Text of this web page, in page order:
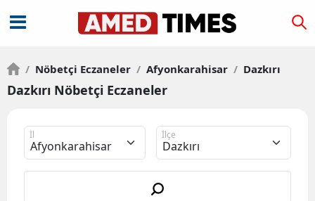
/ Nöbetçi Eczaneler / Afyonkarahisar / Dazkırı
Dazkırı Nöbetçi Eczaneler
İl İlçe